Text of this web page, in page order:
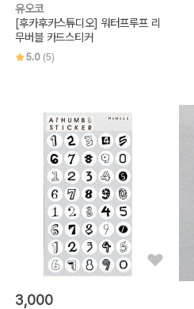
유오코
[후카후카스튜디오] 워터프루프 리
무버블 카드스티커
5.0 (5)
3,000